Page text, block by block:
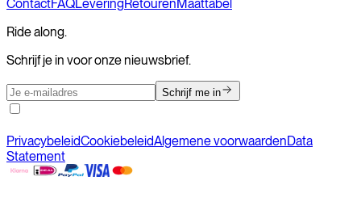
ContactFAQLeveringRetourenMaattabel
Ride along.
Schrijf je in voor onze nieuwsbrief.
Schrijf me in
PrivacybeleidCookiebeleidAlgemene voorwaardenData
Statement